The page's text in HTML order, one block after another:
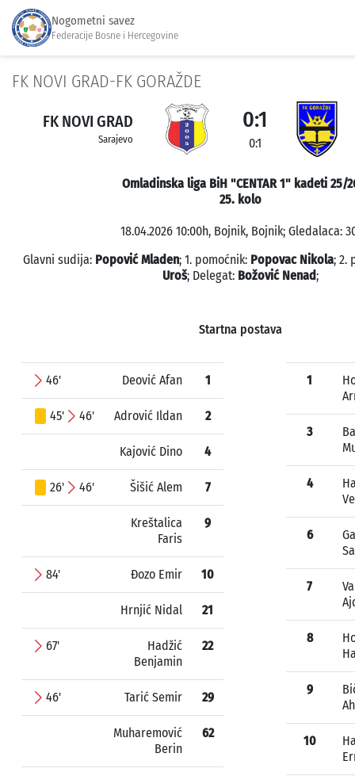
Nogometni savez
Federacije Bosne i Hercegovine
FK NOVI GRAD-FK GORAŽDE
FK NOVI GRAD
Sarajevo
0:1
0:1
Omladinska liga BiH "CENTAR 1" kadeti 25/
25. kolo
18.04.2026 10:00h, Bojnik, Bojnik; Gledalaca:
Glavni sudija: Popović Mladen; 1. pomoćnik: Popovac Nikola; 2.
Uroš; Delegat: Božović Nenad;
Startna postava
46' Deović Afan 1
45' 46' Adrović Ildan 2
Kajović Dino 4
26' 46' Šišić Alem 7
Kreštalica
Faris
9
84' Đozo Emir 10
Hrnjić Nidal 21
67'
Hadžić
Benjamin
22
46' Tarić Semir 29
Muharemović
Berin
62
1
3
4
6
7
8
9
10